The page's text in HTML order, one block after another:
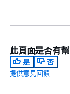
此頁面是否有
是
否
提供意見回饋